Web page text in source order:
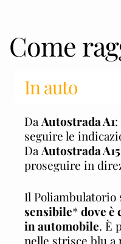
Come
In auto
Da Autostrada A1
seguire le
Da Autostrada A15
proseguire in
Il Poliambulatorio
sensibile*dove è
in automobile. È
nelle strisce blu a